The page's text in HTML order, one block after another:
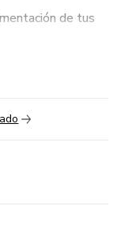
de tus
saludable en tus